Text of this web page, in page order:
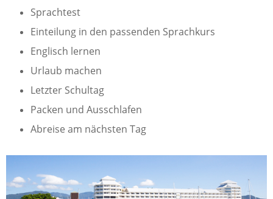
Sprachtest
Einteilung in den passenden Sprachkurs
Englisch lernen
Urlaub machen
Letzter Schultag
Packen und Ausschlafen
Abreise am nächsten Tag